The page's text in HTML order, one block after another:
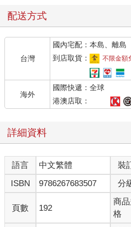
配送方式
台灣
國內宅配：本島、離島
到店取貨：
不限金額
海外
國際快遞：全球
港澳店取：
詳細資料
語言 中文繁體 裝
ISBN
9786267683507 分
頁數 192
商
格